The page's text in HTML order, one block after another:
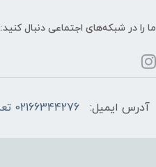
ما را در شبکه‌های اجتماعی دنبال کنید:
آدرس ایمیل: 02166344276 تعمیرگاه